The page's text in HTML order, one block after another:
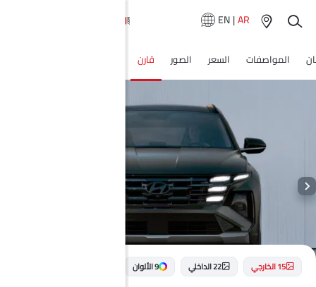
EN|AR
المواصفات السعر الصور قارن
15 الخارجي 22 الداخلي 9 الألوان